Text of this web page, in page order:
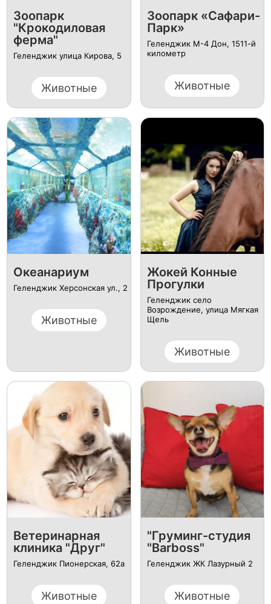
Зоопарк
"Крокодиловая
ферма"
Геленджик улица Кирова, 5
Животные
Зоопарк «Сафари-
Парк»
Геленджик М-4 Дон, 1511-й
километр
Животные
Океанариум
Геленджик Херсонская ул., 2
Животные
Жокей Конные
Прогулки
Геленджик село
Возрождение, улица Мягкая
Щель
Животные
Ветеринарная
клиника "Друг"
Геленджик ​Пионерская, 62а
Животные
"Груминг-студия
"Barboss"
Геленджик ЖК Лазурный 2
Животные